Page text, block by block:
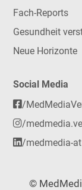
Fach-Reports
Gesundheit
Neue Horizonte
Social Media
/
/
/medmedia-at
©